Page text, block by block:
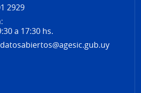
2929
a 17:30 hs.
datosabiertos@agesic.gub.uy